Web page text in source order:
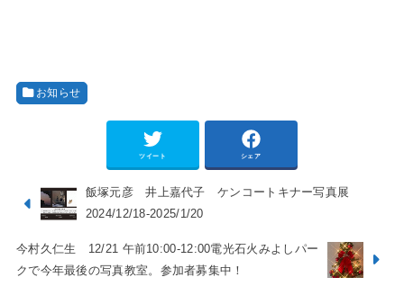
お知らせ
ツイート シェア
飯塚元彦 井上嘉代子 ケンコートキナー写真展
2024/12/18-2025/1/20
今村久仁生 12/21 午前10:00-12:00電光石火みよしパー
クで今年最後の写真教室。参加者募集中！